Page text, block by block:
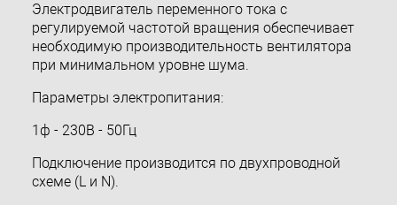
Электродвигатель переменного тока с
регулируемой частотой вращения обеспечивает
необходимую производительность вентилятора
при минимальном уровне шума.
Параметры электропитания:
1ф - 230В - 50Гц
Подключение производится по двухпроводной
схеме (L и N).